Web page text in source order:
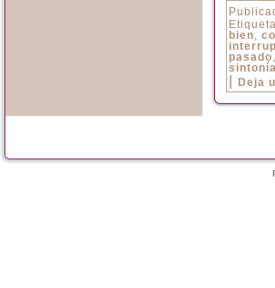
bien,
pasado,
sintonía
Deja